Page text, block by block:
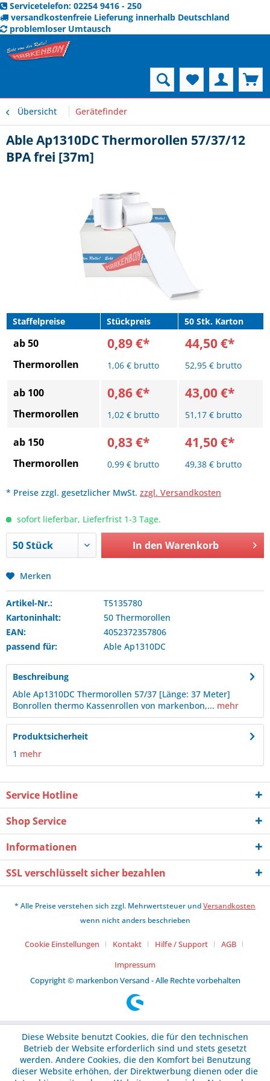
Servicetelefon: 02254 9416 - 250
versandkostenfreie Lieferung innerhalb Deutschland
problemloser Umtausch
Übersicht Gerätefinder
Able Ap1310DC Thermorollen 57/37/12
BPA frei [37m]
Staffelpreise Stückpreis 50 Stk. Karton
ab 50
Thermorollen
0,89 €*
1,06 € brutto
44,50 €*
52,95 € brutto
ab 100
Thermorollen
0,86 €*
1,02 € brutto
43,00 €*
51,17 € brutto
ab 150
Thermorollen
0,83 €*
0,99 € brutto
41,50 €*
49,38 € brutto
* Preise zzgl. gesetzlicher MwSt. zzgl. Versandkosten
sofort lieferbar, Lieferfrist 1-3 Tage.
In den Warenkorb
Merken
Artikel-Nr.:
T5135780
Kartoninhalt:
50 Thermorollen
EAN:
4052372357806
passend für:
Able Ap1310DC
Beschreibung
Able Ap1310DC Thermorollen 57/37 [Länge: 37 Meter]
Bonrollen thermo Kassenrollen von markenbon,... mehr
Produktsicherheit
1 mehr
Service Hotline
Shop Service
Informationen
SSL verschlüsselt sicher bezahlen
* Alle Preise verstehen sich zzgl. Mehrwertsteuer undVersandkosten
wenn nicht anders beschrieben
Cookie Einstellungen Kontakt Hilfe / Support
AGB
Impressum
Copyright © markenbon Versand - Alle Rechte vorbehalten
Diese Website benutzt Cookies, die für den technischen
Betrieb der Website erforderlich sind und stets gesetzt
werden. Andere Cookies, die den Komfort bei Benutzung
dieser Website erhöhen, der Direktwerbung dienen oder die